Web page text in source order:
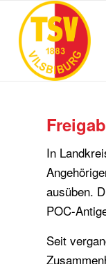
In
ausüben.
POC-
Seit